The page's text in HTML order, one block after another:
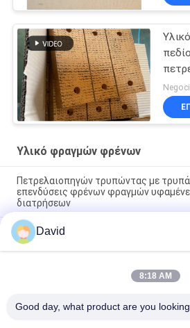
τη
Υλικό φραγμών φρένων
Πετρελαιοπηγών τρυπώντας με
επενδύσεις φρένων φραγμών
διατρήσεων
Ελεύθερη από αμίαντο υφασμένη
μπλοκ φρένων υφασμένο πακέτο
πετρελαϊκών πηγών
Μηχανή γεώτρησης Τυφανή επένδυση
David
8:18 AM
Good day, what product are you